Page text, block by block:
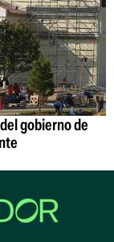
gobierno de